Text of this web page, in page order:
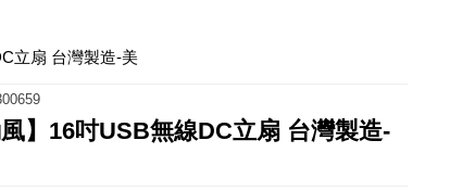
立扇 台灣製造-美
】16吋USB無線DC立扇 台灣製造-